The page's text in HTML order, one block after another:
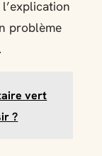
problème
vert
?